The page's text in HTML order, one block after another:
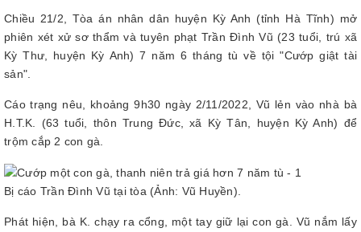
Chiều 21/2, Tòa án nhân dân huyện Kỳ Anh (tỉnh Hà Tĩnh) mở
phiên xét xử sơ thẩm và tuyên phạt Trần Đình Vũ (23 tuổi, trú xã
Kỳ Thư, huyện Kỳ Anh) 7 năm 6 tháng tù về tội "Cướp giật tài
sản".
Cáo trạng nêu, khoảng 9h30 ngày 2/11/2022, Vũ lẻn vào nhà bà
H.T.K. (63 tuổi, thôn Trung Đức, xã Kỳ Tân, huyện Kỳ Anh) để
trộm cắp 2 con gà.
Bị cáo Trần Đình Vũ tại tòa (Ảnh: Vũ Huyền).
Phát hiện, bà K. chạy ra cổng, một tay giữ lại con gà. Vũ nắm lấy